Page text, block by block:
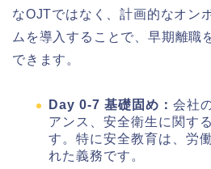
なOJTではなく、計画的なオン
ムを導入することで、早期離職
できます。
Day 0-7 基礎固め： 会社
アンス、安全衛生に関す
す。特に安全教育は、労
れた義務です。